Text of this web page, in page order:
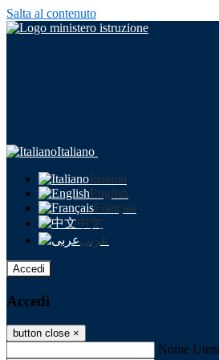
Salta al contenuto
Italiano
Italiano
English
Français
中文
عربى
Accedi
Accedi
button close ×
Nome